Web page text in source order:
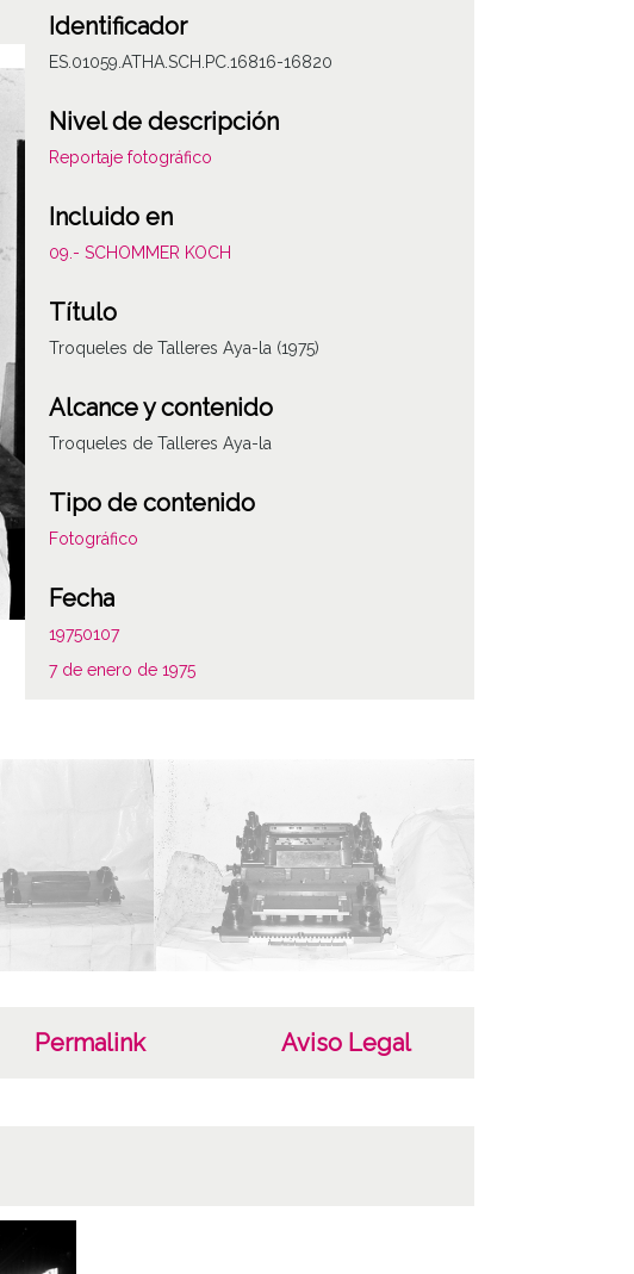
Identificador
ES.01059.ATHA.SCH.PC.16816-16820
Nivel de descripción
Reportaje fotográfico
Incluido en
09.- SCHOMMER KOCH
Título
Troqueles de Talleres Aya-la (1975)
Alcance y contenido
Troqueles de Talleres Aya-la
Tipo de contenido
Fotográfico
Fecha
19750107
7 de enero de 1975
Sign originales: Carpetilla 35mm, n° 219
Sign copias: Carpeta 112 - Positivos 16816 a 16820
Licencia de las imágenes
CC BY-NC-SA 4.0
Permalink Aviso Legal